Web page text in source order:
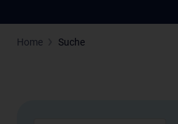
Home Suche